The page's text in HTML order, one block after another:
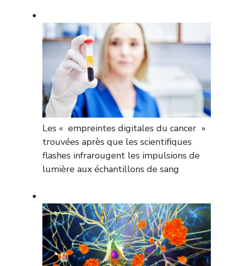
Les « empreintes digitales du cancer »
trouvées après que les scientifiques
flashes infrarougent les impulsions de
lumière aux échantillons de sang